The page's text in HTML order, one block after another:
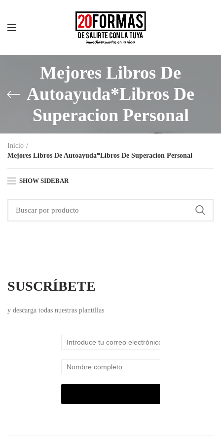
Mejores Libros De
Autoayuda*Libros De
Superacion Personal
Inicio
Mejores Libros De Autoayuda*Libros De Superacion Personal
SHOW SIDEBAR
SUSCRÍBETE
y descarga todas nuestras plantillas